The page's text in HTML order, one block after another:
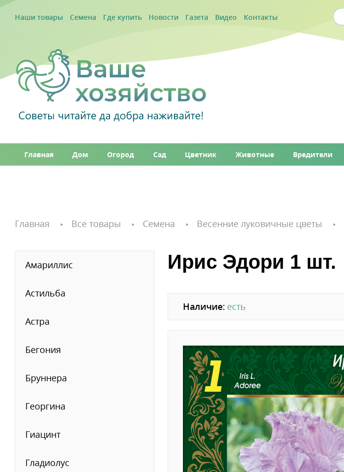
Наши товары Семена Где купить Новости Газета Видео Контакты
Главная Дом Огород Сад Цветник Животные Вредители
Главная Все товары Семена Весенние луковичные цветы
Амариллис
Астильба
Астра
Бегония
Бруннера
Георгина
Гиацинт
Гладиолус
Ирис Эдори 1 шт.
Наличие: есть